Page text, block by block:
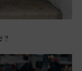
?